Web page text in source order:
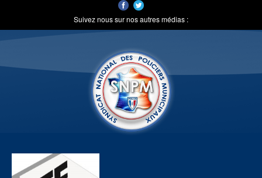
Suivez nous sur nos autres médias :